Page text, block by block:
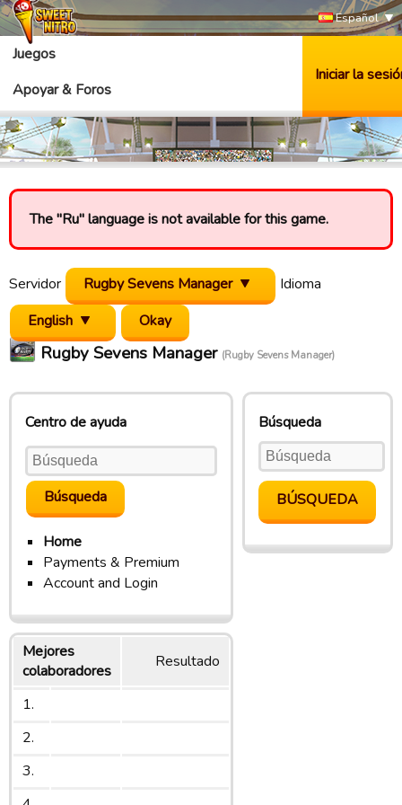
Español
Juegos
Apoyar & Foros
Iniciar la
The "Ru" language is not available for this game.
Servidor Rugby Sevens Manager
Idioma
English
Rugby Sevens Manager (Rugby Sevens Manager)
Centro de ayuda
Home
Payments & Premium
Account and Login
Mejores
colaboradores
Resultado
1.
2.
3.
Búsqueda